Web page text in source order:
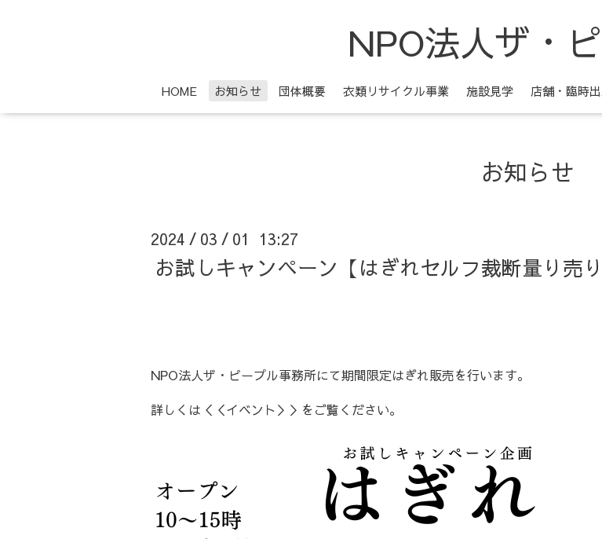
NPO法人ザ・
HOME お知らせ 団体概要 衣類リサイクル事業 施設見学 店舗・臨時
お知らせ
2024 / 03 / 01 13:27
お試しキャンペーン【はぎれセルフ裁断量り売り
NPO法人ザ・ピープル事務所にて期間限定はぎれ販売を行います。
詳しくは＜＜イベント＞＞をご覧ください。